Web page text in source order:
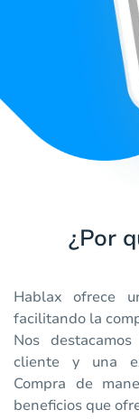
¿Por
Hablax ofrece
facilitando la
Nos
cliente y una
Compra de
beneficios que